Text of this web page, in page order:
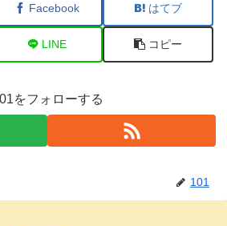
Facebook はてブ
LINE コピー
をフォローする
101